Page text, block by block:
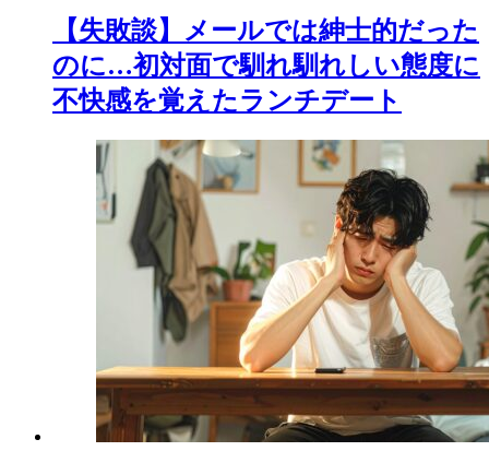
【失敗談】メールでは紳士的だった
のに…初対面で馴れ馴れしい態度に
不快感を覚えたランチデート